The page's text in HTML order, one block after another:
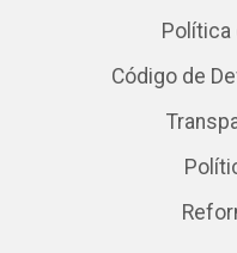
Política
Código de